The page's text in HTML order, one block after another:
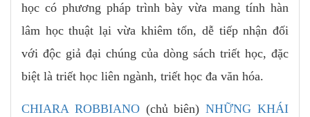
học có phương pháp trình bày vừa mang tính hàn
lâm học thuật lại vừa khiêm tốn, dễ tiếp nhận đối
với độc giả đại chúng của dòng sách triết học, đặc
biệt là triết học liên ngành, triết học đa văn hóa.
CHIARA ROBBIANO(chủ biên)NHỮNG KHÁI